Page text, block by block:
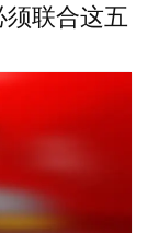
联合这五